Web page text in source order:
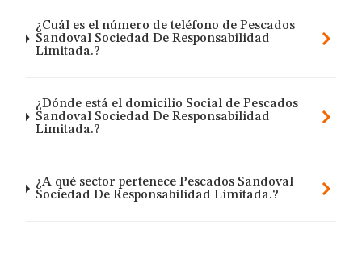
¿Cuál es el número de teléfono de Pescados
Sandoval Sociedad De Responsabilidad
Limitada.?
¿Dónde está el domicilio Social de Pescados
Sandoval Sociedad De Responsabilidad
Limitada.?
¿A qué sector pertenece Pescados Sandoval
Sociedad De Responsabilidad Limitada.?